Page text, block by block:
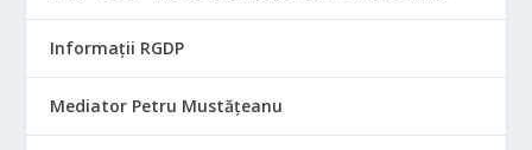
Informații RGDP
Mediator Petru Mustățeanu